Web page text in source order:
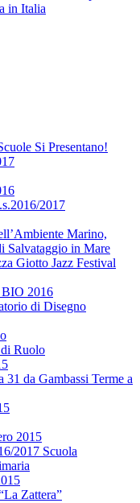
in Italia
Si Presentano!
2017
Marino,
Salvataggio in Mare
Giotto Jazz Festival
2016
di Disegno
Ruolo
31 da Gambassi Terme a
2015
2017 Scuola
Zattera”